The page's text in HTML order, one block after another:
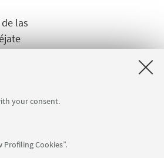
your consent.
Cookies”.
las
en